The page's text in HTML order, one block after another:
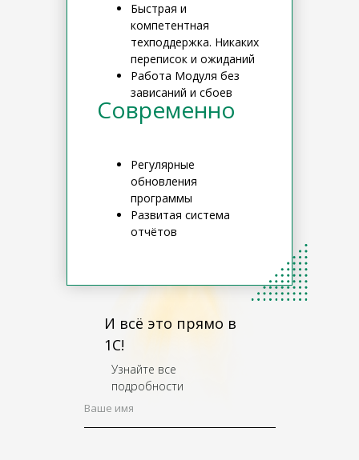
Современно
Быстрая и
компетентная
техподдержка. Никаких
переписок и ожиданий
Работа Модуля без
зависаний и сбоев
Регулярные
обновления
программы
Развитая система
отчётов
Узнайте все
подробности
Ваше имя
И всё это прямо в
1С!